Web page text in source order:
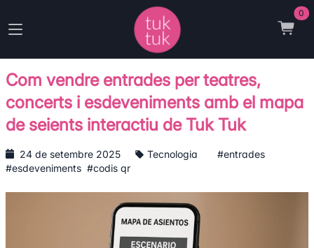
0
Com vendre entrades per teatres,
concerts i esdeveniments amb el mapa
de seients interactiu de Tuk Tuk
24 de setembre 2025 Tecnologia
#entrades
#esdeveniments #codis qr